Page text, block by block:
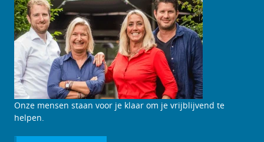
Studieadviesgesprek
aanvragen
Onze mensen staan voor je klaar om je vrijblijvend te
helpen.